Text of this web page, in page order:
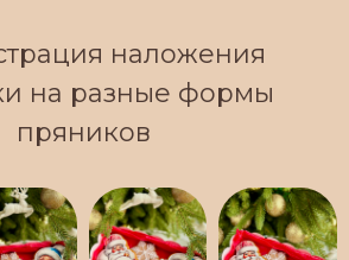
наложения
на разные формы
пряников